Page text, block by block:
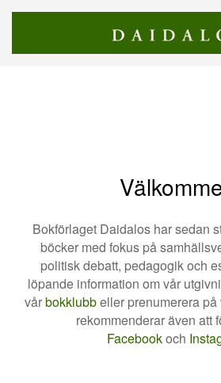
Bokförlaget Daidalos har sedan
böcker med fokus på
politisk debatt, pedagogik och
löpande information om vår
vårbokklubbeller prenumerera på
rekommenderar även att
Facebookoch